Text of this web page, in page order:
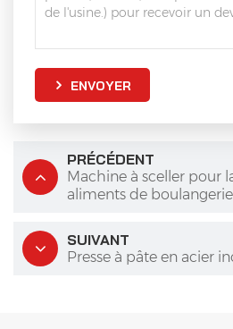
ENVOYER
PRÉCÉDENT
Machine à sceller pour
aliments de boulangerie
SUIVANT
Presse à pâte en acier